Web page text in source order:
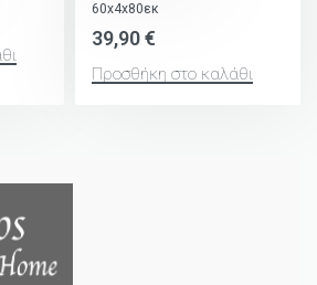
60x4x80εκ
39,90€
Προσθήκη στο καλάθι